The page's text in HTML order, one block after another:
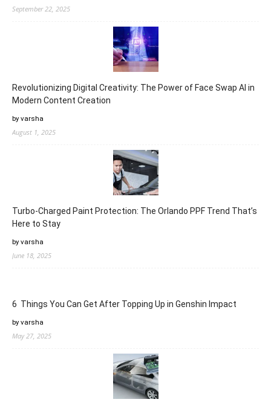
September 22, 2025
Revolutionizing Digital Creativity: The Power of Face Swap AI in
Modern Content Creation
by varsha
August 1, 2025
Turbo-Charged Paint Protection: The Orlando PPF Trend That’s
Here to Stay
by varsha
June 18, 2025
6 Things You Can Get After Topping Up in Genshin Impact
by varsha
May 27, 2025